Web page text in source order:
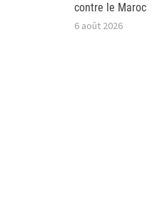
contre le Maroc
6 août 2026